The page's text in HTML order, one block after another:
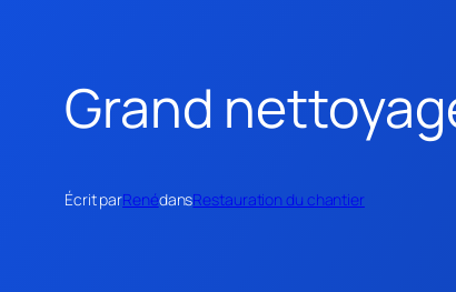
Grand
Écrit parRenédansRestauration du chantier